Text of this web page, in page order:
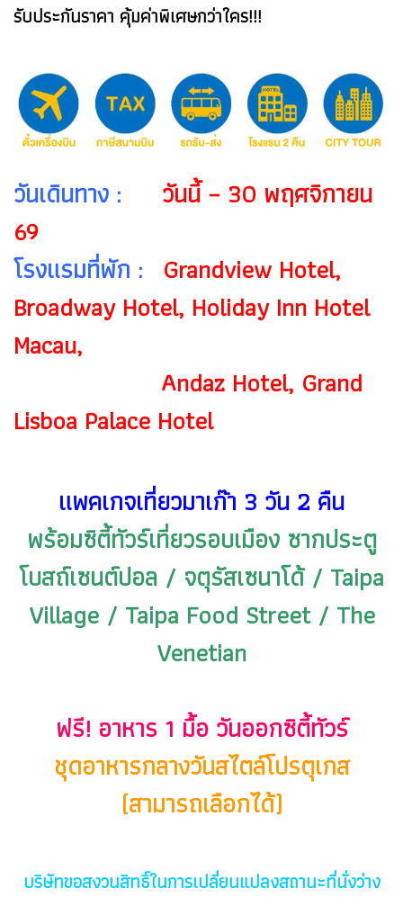
รับประกันราคา คุ้มค่าพิเศษกว่าใคร!!!
วันเดินทาง :
วันนี้ – 30 พฤศจิกายน
69
โรงแรมที่พัก : Grandview Hotel,
Broadway Hotel, Holiday Inn Hotel
Macau,
Andaz Hotel, Grand
Lisboa Palace Hotel
แพคเกจเที่ยวมาเก๊า 3 วัน 2 คืน
พร้อมซิตี้ทัวร์เที่ยวรอบเมือง ซากประตู
โบสถ์เซนต์ปอล / จตุรัสเซนาโด้ / Taipa
Village / Taipa Food Street / The
Venetian
ฟรี! อาหาร 1 มื้อ วันออกซิตี้ทัวร์
ชุดอาหารกลางวันสไตล์โปรตุเกส
(สามารถเลือกได้)
บริษัทขอสงวนสิทธิ์ในการเปลี่ยนแปลงสถานะที่นั่งว่าง